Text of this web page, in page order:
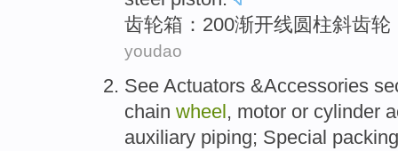
齿轮箱 ：200渐开线 圆柱斜齿轮
youdao
See Actuators &Accessories
chain wheel, motor or cylinder
auxiliary piping; Special packing